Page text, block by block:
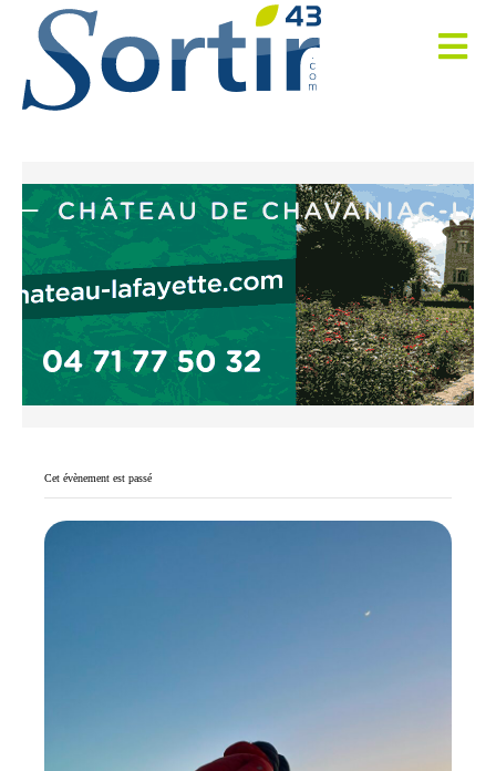
Cet évènement est passé